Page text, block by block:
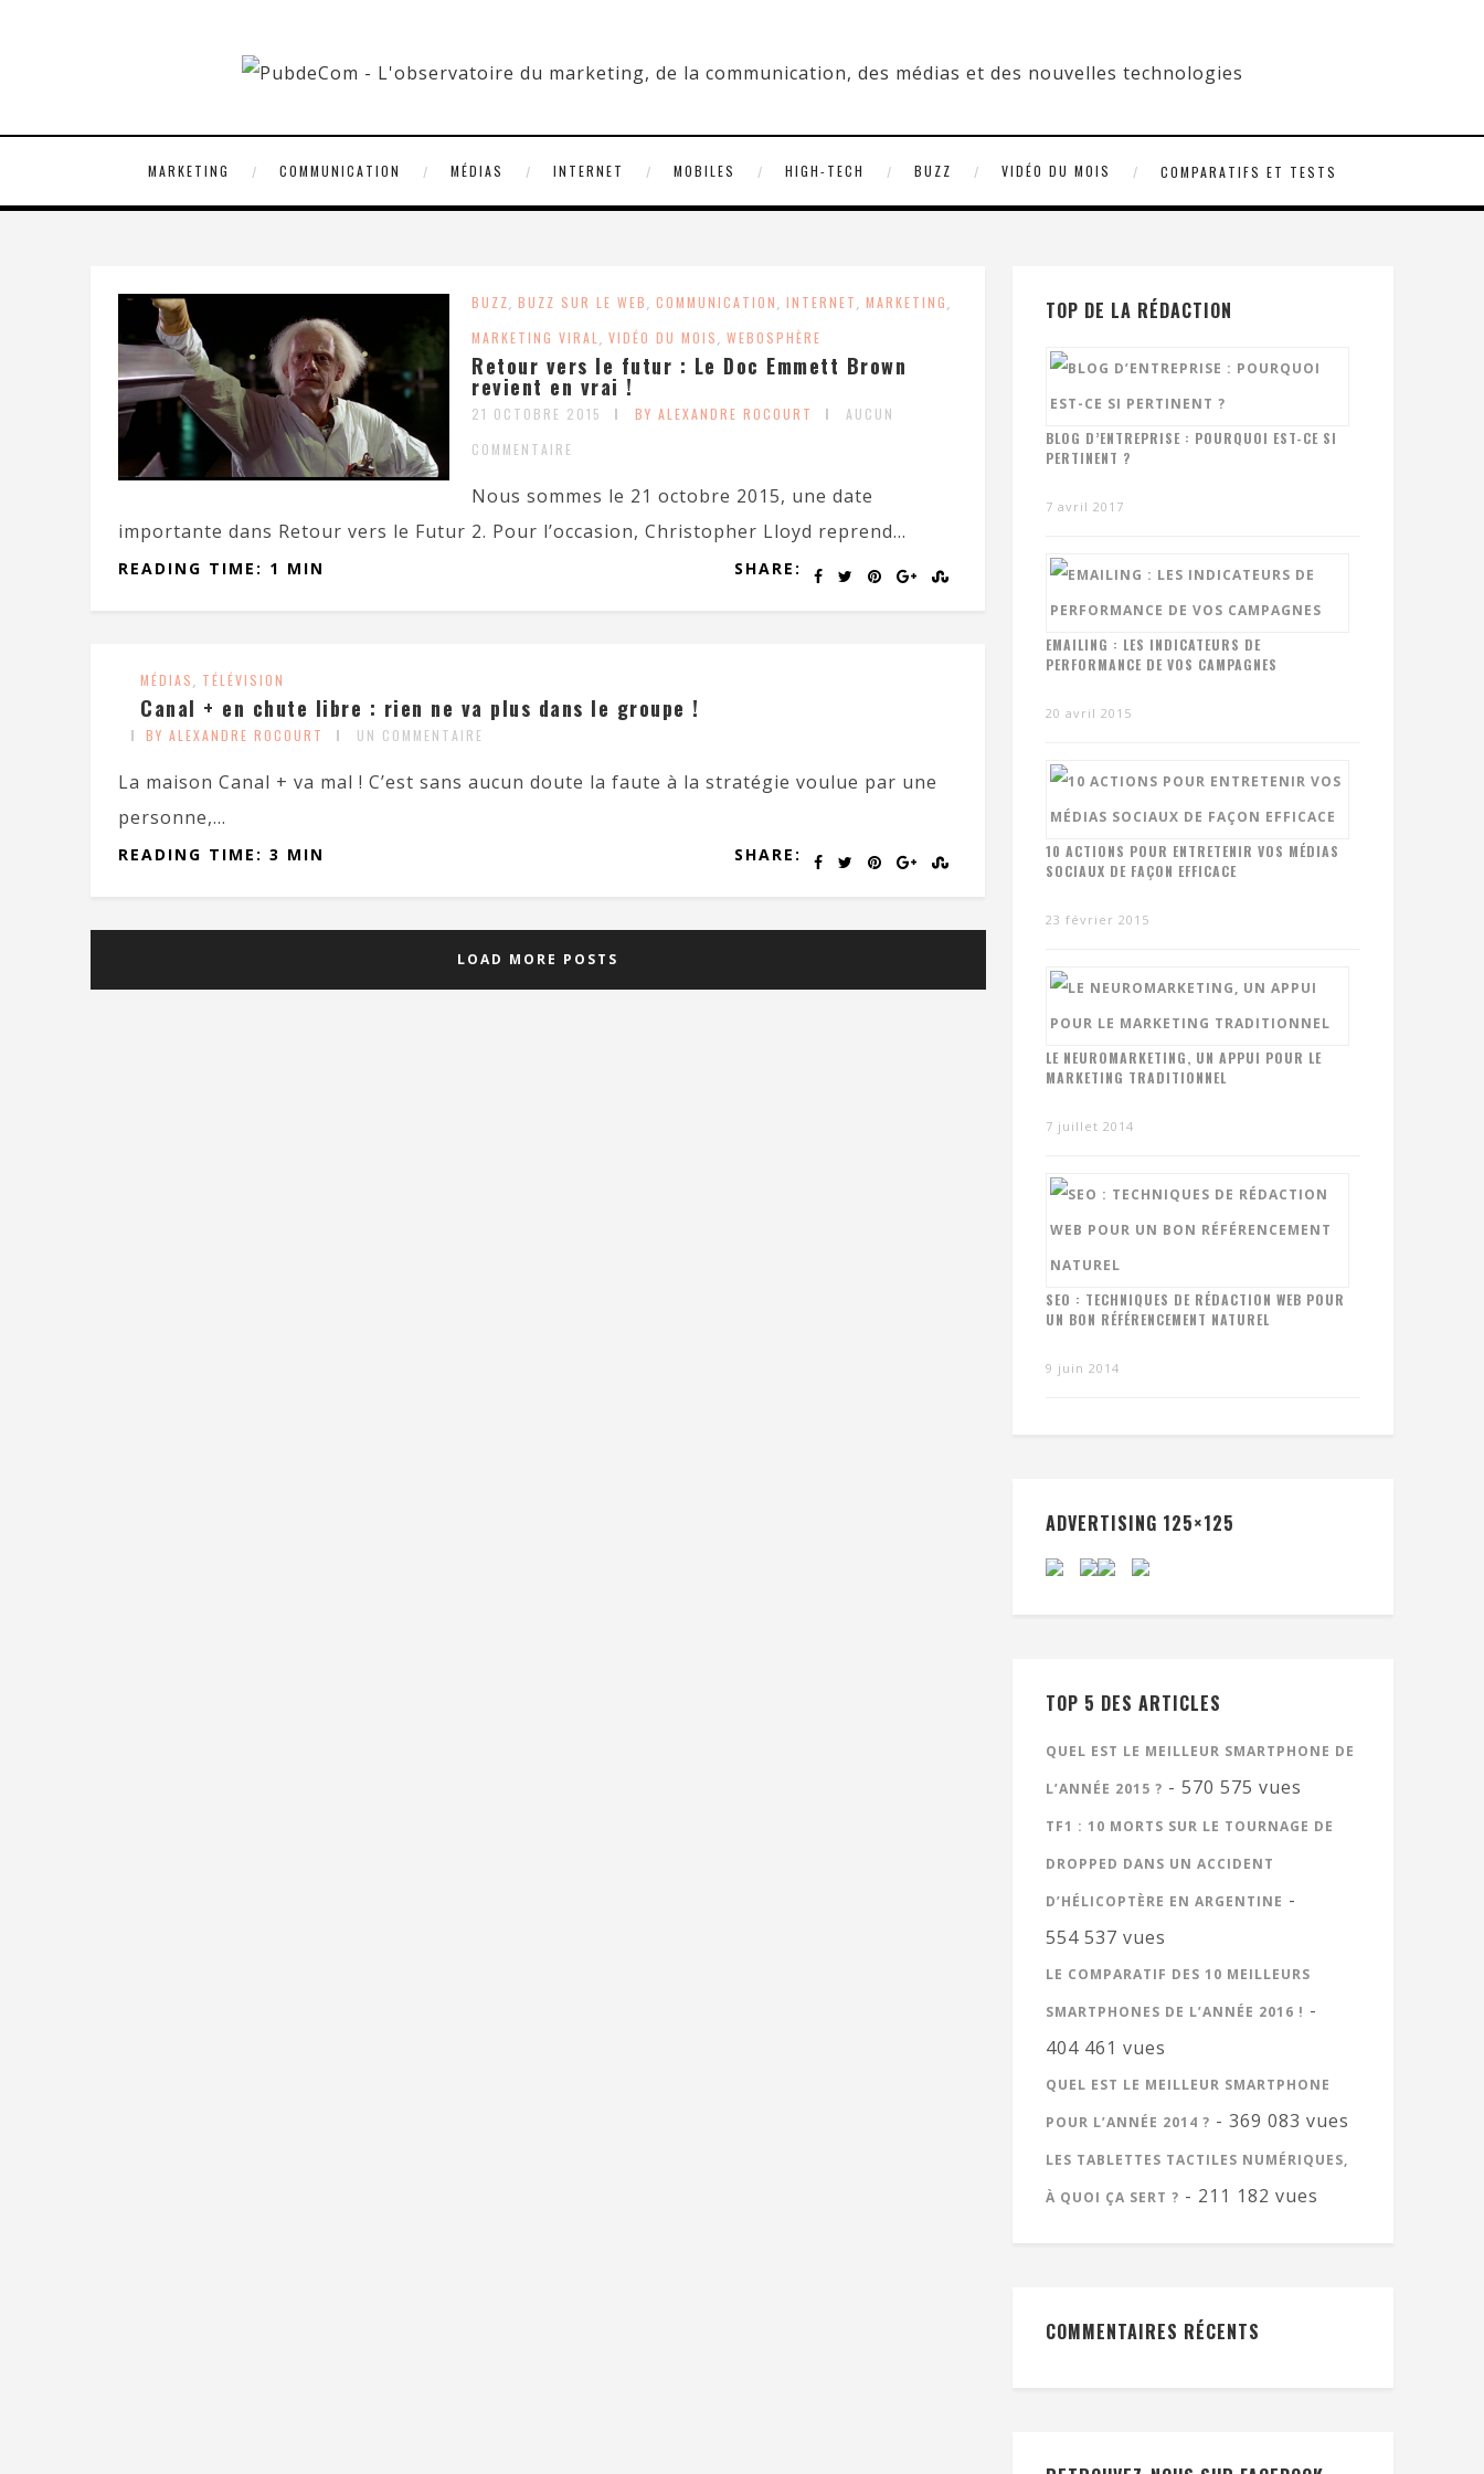
MARKETING COMMUNICATION MÉDIAS INTERNET MOBILES HIGH-TECH BUZZ VIDÉO DU MOIS COMPARATIFS ET TESTS
BUZZ, BUZZ SUR LE WEB, COMMUNICATION, INTERNET, MARKETING,
MARKETING VIRAL , VIDÉO DU MOIS, WEBOSPHÈRE
Retour vers le futur : Le Doc Emmett Brown
revient en vrai !
21 OCTOBRE 2015 BY ALEXANDRE ROCOURT
AUCUN
COMMENTAIRE
Nous sommes le 21 octobre 2015, une date
importante dans Retour vers le Futur 2. Pour l’occasion, Christopher Lloyd reprend...
SHARE:
READING TIME: 1 MIN
MÉDIAS, TÉLÉVISION
Canal + en chute libre : rien ne va plus dans le groupe !
BY ALEXANDRE ROCOURT UN COMMENTAIRE
La maison Canal + va mal ! C’est sans aucun doute la faute à la stratégie voulue par une
personne,...
SHARE:
READING TIME: 3 MIN
LOAD MORE POSTS
TOP DE LA RÉDACTION
BLOG D’ENTREPRISE : POURQUOI EST-CE SI
PERTINENT ?
7 avril 2017
EMAILING : LES INDICATEURS DE
PERFORMANCE DE VOS CAMPAGNES
20 avril 2015
10 ACTIONS POUR ENTRETENIR VOS MÉDIAS
SOCIAUX DE FAÇON EFFICACE
23 février 2015
LE NEUROMARKETING, UN APPUI POUR LE
MARKETING TRADITIONNEL
7 juillet 2014
SEO : TECHNIQUES DE RÉDACTION WEB POUR
UN BON RÉFÉRENCEMENT NATUREL
9 juin 2014
ADVERTISING 125×125
TOP 5 DES ARTICLES
QUEL EST LE MEILLEUR SMARTPHONE DE
L’ANNÉE 2015 ? - 570 575 vues
TF1 : 10 MORTS SUR LE TOURNAGE DE
DROPPED DANS UN ACCIDENT
D’HÉLICOPTÈRE EN ARGENTINE -
554 537 vues
LE COMPARATIF DES 10 MEILLEURS
SMARTPHONES DE L’ANNÉE 2016 ! -
404 461 vues
QUEL EST LE MEILLEUR SMARTPHONE
POUR L’ANNÉE 2014 ? - 369 083 vues
LES TABLETTES TACTILES NUMÉRIQUES,
À QUOI ÇA SERT ? - 211 182 vues
COMMENTAIRES RÉCENTS